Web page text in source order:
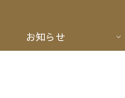
お知らせ